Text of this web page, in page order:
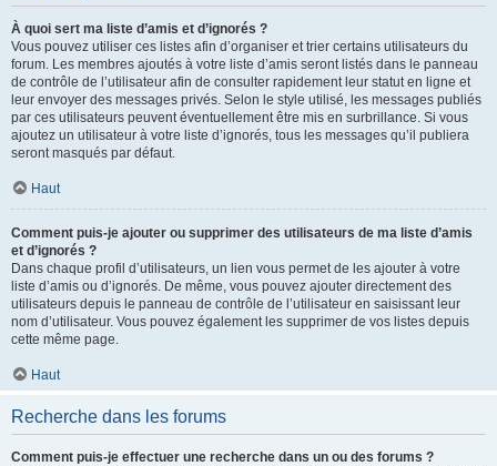
À quoi sert ma liste d’amis et d’ignorés ?
Vous pouvez utiliser ces listes afin d’organiser et trier certains utilisateurs du
forum. Les membres ajoutés à votre liste d’amis seront listés dans le panneau
de contrôle de l’utilisateur afin de consulter rapidement leur statut en ligne et
leur envoyer des messages privés. Selon le style utilisé, les messages publiés
par ces utilisateurs peuvent éventuellement être mis en surbrillance. Si vous
ajoutez un utilisateur à votre liste d’ignorés, tous les messages qu’il publiera
seront masqués par défaut.
Haut
Comment puis-je ajouter ou supprimer des utilisateurs de ma liste d’amis
et d’ignorés ?
Dans chaque profil d’utilisateurs, un lien vous permet de les ajouter à votre
liste d’amis ou d’ignorés. De même, vous pouvez ajouter directement des
utilisateurs depuis le panneau de contrôle de l’utilisateur en saisissant leur
nom d’utilisateur. Vous pouvez également les supprimer de vos listes depuis
cette même page.
Haut
Recherche dans les forums
Comment puis-je effectuer une recherche dans un ou des forums ?